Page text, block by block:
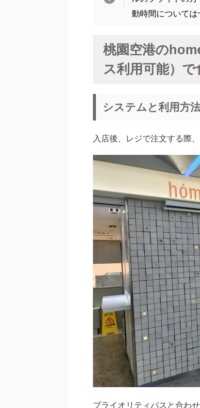
動時間については
桃園空港の
ス利用可能）
システムと利用方
入店後、レジで注文する際
プライオリティパスと合わ